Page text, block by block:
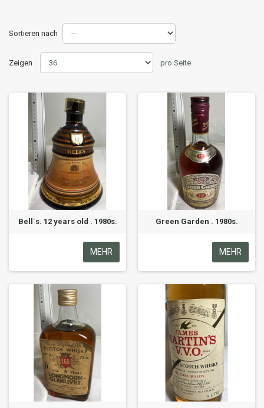
Sortieren nach
Zeigen pro Seite
Bell´s. 12 years old . 1980s.
MEHR
Green Garden . 1980s.
MEHR